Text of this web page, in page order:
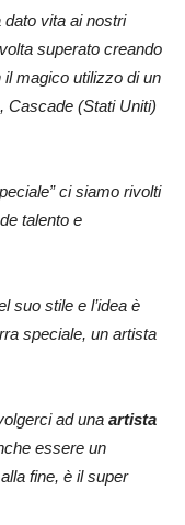
dato vita ai nostri
superato creando
magico utilizzo di un
Cascade (Stati Uniti)
ci siamo rivolti
talento e
suo stile e l’idea è
speciale, un artista
ad una artista
essere un
fine, è il super